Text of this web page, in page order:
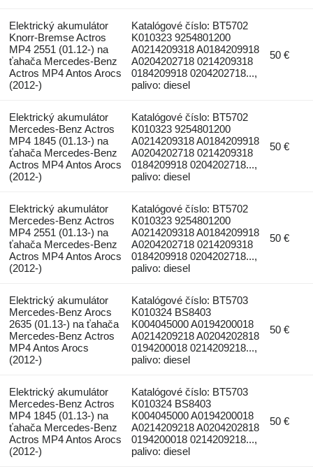
Elektrický akumulátor
Knorr-Bremse Actros
MP4 2551 (01.12-) na
ťahača Mercedes-Benz
Actros MP4 Antos Arocs
(2012-)
Katalógové číslo: BT5702
K010323 9254801200
A0214209318 A0184209918
A0204202718 0214209318
0184209918 0204202718...,
palivo: diesel
50 €
Elektrický akumulátor
Mercedes-Benz Actros
MP4 1845 (01.13-) na
ťahača Mercedes-Benz
Actros MP4 Antos Arocs
(2012-)
Katalógové číslo: BT5702
K010323 9254801200
A0214209318 A0184209918
A0204202718 0214209318
0184209918 0204202718...,
palivo: diesel
50 €
Elektrický akumulátor
Mercedes-Benz Actros
MP4 2551 (01.13-) na
ťahača Mercedes-Benz
Actros MP4 Antos Arocs
(2012-)
Katalógové číslo: BT5702
K010323 9254801200
A0214209318 A0184209918
A0204202718 0214209318
0184209918 0204202718...,
palivo: diesel
50 €
Elektrický akumulátor
Mercedes-Benz Arocs
2635 (01.13-) na ťahača
Mercedes-Benz Actros
MP4 Antos Arocs
(2012-)
Katalógové číslo: BT5703
K010324 BS8403
K004045000 A0194200018
A0214209218 A0204202818
0194200018 0214209218...,
palivo: diesel
50 €
Elektrický akumulátor
Mercedes-Benz Actros
MP4 1845 (01.13-) na
ťahača Mercedes-Benz
Actros MP4 Antos Arocs
(2012-)
Katalógové číslo: BT5703
K010324 BS8403
K004045000 A0194200018
A0214209218 A0204202818
0194200018 0214209218...,
palivo: diesel
50 €